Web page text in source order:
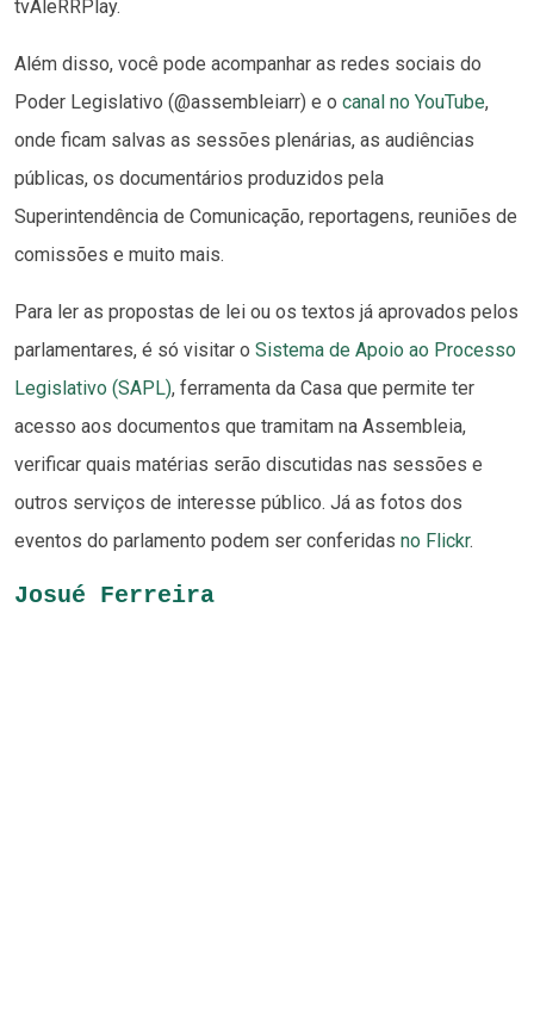
tvAleRRPlay.
Além disso, você pode acompanhar as redes sociais do
Poder Legislativo (@assembleiarr) e o canal no YouTube,
onde ficam salvas as sessões plenárias, as audiências
públicas, os documentários produzidos pela
Superintendência de Comunicação, reportagens, reuniões de
comissões e muito mais.
Para ler as propostas de lei ou os textos já aprovados pelos
parlamentares, é só visitar o Sistema de Apoio ao Processo
Legislativo (SAPL), ferramenta da Casa que permite ter
acesso aos documentos que tramitam na Assembleia,
verificar quais matérias serão discutidas nas sessões e
outros serviços de interesse público. Já as fotos dos
eventos do parlamento podem ser conferidas no Flickr.
Josué Ferreira